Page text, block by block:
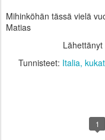
Mihinköhän tässä vielä
Matias
Lähettänyt
Tunnisteet: Italia kukat
1